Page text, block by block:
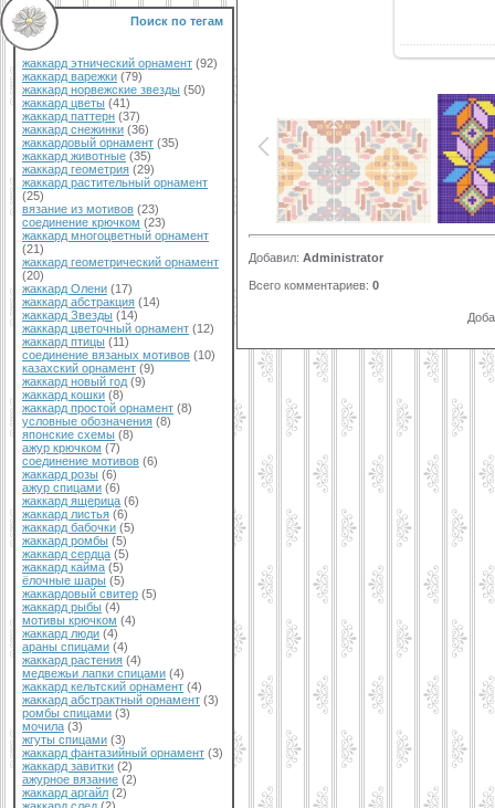
Поиск по тегам
жаккард этнический орнамент (92)
жаккард варежки (79)
жаккард норвежские звезды (50)
жаккард цветы (41)
жаккард паттерн (37)
жаккард снежинки (36)
жаккардовый орнамент (35)
жаккард животные (35)
жаккард геометрия (29)
жаккард растительный орнамент
(25)
вязание из мотивов (23)
соединение крючком (23)
жаккард многоцветный орнамент
(21)
жаккард геометрический орнамент
(20)
жаккард Олени (17)
жаккард абстракция (14)
жаккард Звезды (14)
жаккард цветочный орнамент (12)
жаккард птицы (11)
соединение вязаных мотивов (10)
казахский орнамент (9)
жаккард новый год (9)
жаккард кошки (8)
жаккард простой орнамент (8)
условные обозначения (8)
японские схемы (8)
ажур крючком (7)
соединение мотивов (6)
жаккард розы (6)
ажур спицами (6)
жаккард ящерица (6)
жаккард листья (6)
жаккард бабочки (5)
жаккард ромбы (5)
жаккард сердца (5)
жаккард кайма (5)
ёлочные шары (5)
жаккардовый свитер (5)
жаккард рыбы (4)
мотивы крючком (4)
жаккард люди (4)
араны спицами (4)
жаккард растения (4)
медвежьи лапки спицами (4)
жаккард кельтский орнамент (4)
жаккард абстрактный орнамент (3)
ромбы спицами (3)
мочила (3)
жгуты спицами (3)
жаккард фантазийный орнамент (3)
жаккард завитки (2)
ажурное вязание (2)
жаккард аргайл (2)
Добавил: Administrator
Всего комментариев: 0